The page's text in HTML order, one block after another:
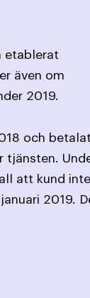
etablerat
även om
2019.
och betalat
tjänsten.
att kund inte
2019.